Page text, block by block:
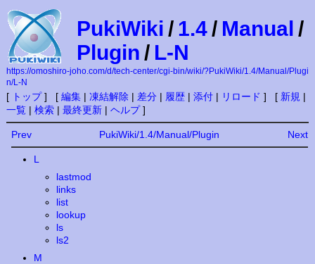
PukiWiki / 1.4/ Manual /
Plugin / L-N
https://omoshiro-joho.com/d/tech-center/cgi-bin/wiki/?PukiWiki/1.4/Manual/Plugi
n/L-N
[ トップ] [ 編集| 凍結解除 | 差分| 履歴| 添付| リロード ] [ 新規 |
一覧| 検索| 最終更新| ヘルプ]
Prev Next
PukiWiki/1.4/Manual/Plugin
L
lastmod
links
list
lookup
ls
ls2
M